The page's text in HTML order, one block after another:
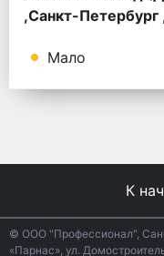
,Санкт-Петербург
Мало
К
© ООО "Профессионал",
«Парнас», ул.